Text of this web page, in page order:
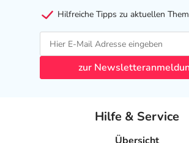
Hilfreiche Tipps zu aktuellen
zur
Hilfe & Service